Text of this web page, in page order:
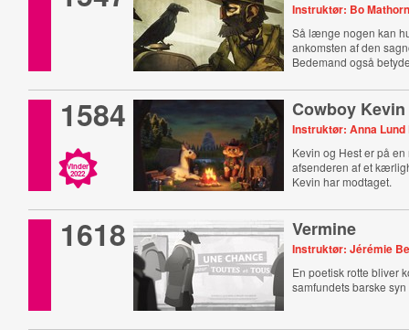
Instruktør: Bo
Så længe nogen kan
ankomsten af den
Bedemand også
1584
Vinder
2022
Cowboy Kevin
Instruktør: Anna Lund
Kevin og Hest er på
afsenderen af et
Kevin har modtaget.
1618 Vermine
Instruktør: Jérémie
En poetisk rotte bliver
samfundets barske